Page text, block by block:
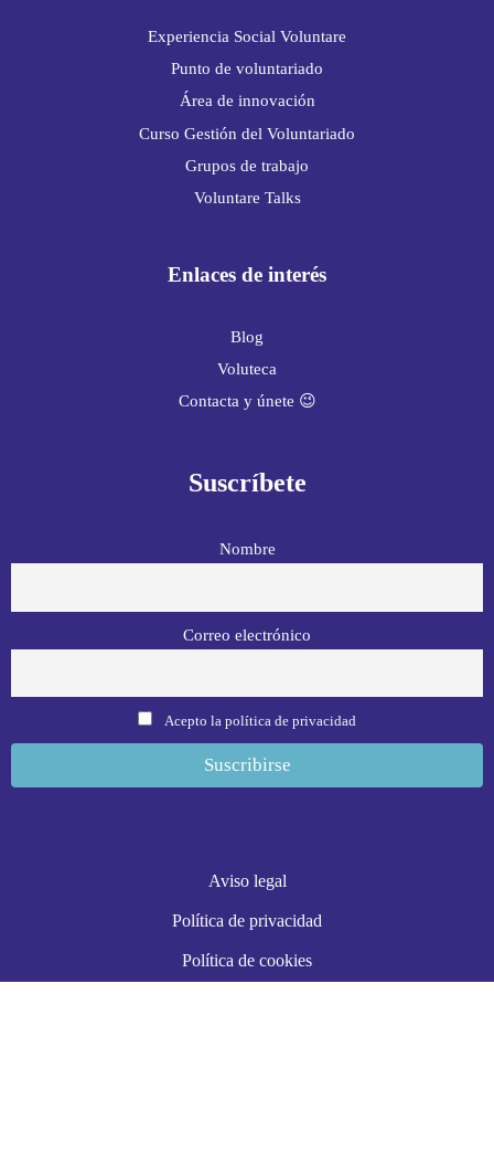
Experiencia Social Voluntare
Punto de voluntariado
Área de innovación
Curso Gestión del Voluntariado
Grupos de trabajo
Voluntare Talks
Enlaces de interés
Blog
Voluteca
Contacta y únete 😉
Suscríbete
Nombre
Correo electrónico
Acepto la política de privacidad
Aviso legal
Política de privacidad
Política de cookies